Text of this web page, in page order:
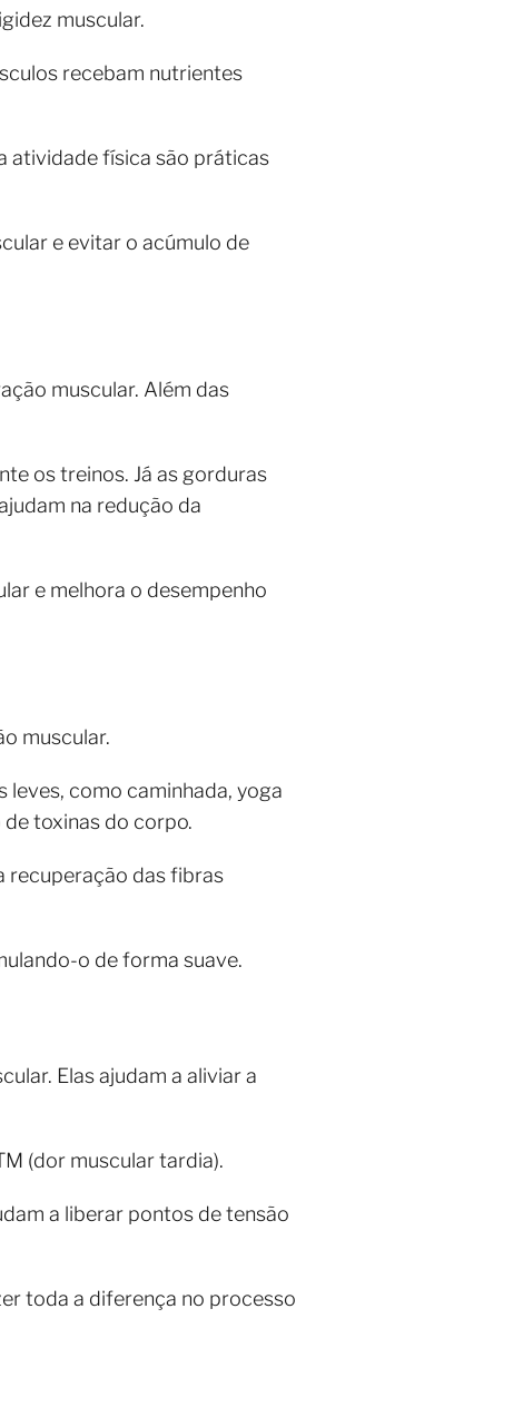
muscular.
recebam nutrientes
atividade física são práticas
e evitar o acúmulo de
muscular. Além das
os treinos. Já as gorduras
na redução da
e melhora o desempenho
muscular.
como caminhada, yoga
toxinas do corpo.
recuperação das fibras
o de forma suave.
Elas ajudam a aliviar a
(dor muscular tardia).
a liberar pontos de tensão
toda a diferença no processo